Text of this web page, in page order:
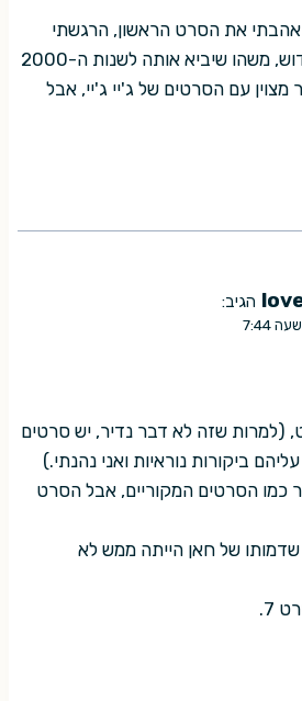
אהבתי את הסרט הראשון, הרגשתי
שסטאק טרק צריכה חידוש, משהו שיביא אותה לשנות ה-2000
עם הסרטים של ג'יי ג'יי, אבל
הגיב:
(למרות שזה לא דבר נדיר, יש סרטים
ביקורות נוראיות ואני נהנתי.)
כמו הסרטים המקוריים, אבל הסרט
של חאן הייתה ממש לא
7.